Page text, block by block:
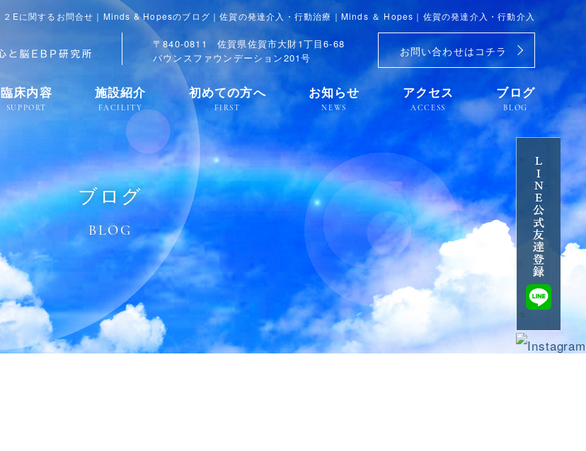
〒840-0811 佐賀県佐賀市大財1丁目6-68
バウンスファウンデーション201号
お問い合わせはコチラ
臨床内容
SUPPORT
施設紹介
FACILITY
初めての方へ
FIRST
お知らせ
NEWS
アクセス
ACCESS
ブログ
BLOG
ブログ
BLOG
２Eに関するお問合せ｜Minds & Hopesのブログ｜佐賀の発達介入・行動治療｜Minds ＆ Hopes｜佐賀の発達介入・行動介入